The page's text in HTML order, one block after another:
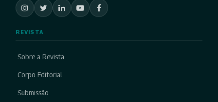
REVISTA
Sobre a Revista
Corpo Editorial
Submissão